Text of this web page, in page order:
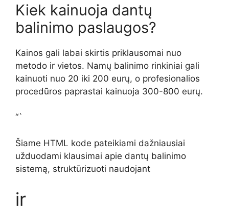
Kiek kainuoja dantų
balinimo paslaugos?
Kainos gali labai skirtis priklausomai nuo
metodo ir vietos. Namų balinimo rinkiniai gali
kainuoti nuo 20 iki 200 eurų, o profesionalios
procedūros paprastai kainuoja 300-800 eurų.
“`
Šiame HTML kode pateikiami dažniausiai
užduodami klausimai apie dantų balinimo
sistemą, struktūrizuoti naudojant
ir